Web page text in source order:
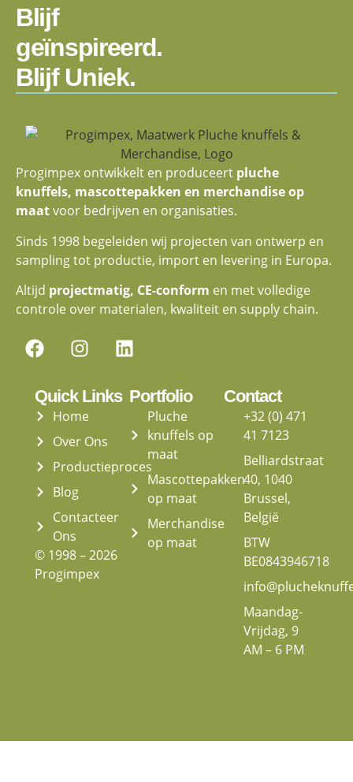
Blijf
geïnspireerd.
Blijf Uniek.
Progimpex ontwikkelt en produceert pluche
knuffels, mascottepakken en merchandise op
maatvoor bedrijven en organisaties.
Sinds 1998 begeleiden wij projecten van ontwerp en
sampling tot productie, import en levering in Europa.
Altijd projectmatig, CE-conform en met volledige
controle over materialen, kwaliteit en supply chain.
Quick Links
Home
Over Ons
Productieproces
Blog
Contacteer
Ons
© 1998 – 2026
Progimpex
Portfolio
Pluche
knuffels op
maat
Mascottepakken
op maat
Merchandise
op maat
Contact
+32 (0) 471
41 7123
Belliardstraat
40, 1040
Brussel,
België
BTW
BE0843946718
Maandag-
Vrijdag, 9
AM – 6 PM